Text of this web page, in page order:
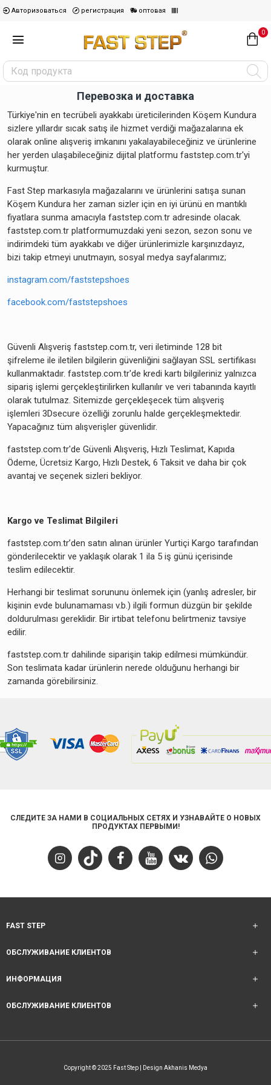
Авторизоваться регистрация оптовая
0
Перевозка и доставка
Türkiye'nin en tecrübeli ayakkabı üreticilerinden Köşem Kundura
sizlere yıllardır sıcak satış ile hizmet verdiği mağazalarına ek
olarak online alışveriş imkanını yakalayabileceğiniz ve ürünlerine
her yerden ulaşabileceğiniz dijital platformu faststep.com.tr'yi
kurmuştur.
Fast Step markasıyla mağazalarını ve ürünlerini satışa sunan
Köşem Kundura her zaman sizler için en iyi ürünü en mantıklı
fiyatlara sunma amacıyla faststep.com.tr adresinde olacak.
faststep.com.tr platformumuzdaki yeni sezon, sezon sonu ve
indirimdeki tüm ayakkabı ve diğer ürünlerimizle karşınızdayız,
bizi takip etmeyi unutmayın, sosyal medya sayfalarımız;
instagram.com/faststepshoes
facebook.com/faststepshoes
Güvenli Alışveriş faststep.com.tr, veri iletiminde 128 bit
şifreleme ile iletilen bilgilerin güvenliğini sağlayan SSL sertifikası
kullanmaktadır. faststep.com.tr'de kredi kartı bilgileriniz yalnızca
sipariş işlemi gerçekleştirilirken kullanılır ve veri tabanında kayıtlı
olarak tutulmaz. Sitemizde gerçekleşecek tüm alışveriş
işlemleri 3Dsecure özelliği zorunlu halde gerçekleşmektedir.
Yapacağınız tüm alışverişler güvenlidir.
faststep.com.tr'de Güvenli Alışveriş, Hızlı Teslimat, Kapıda
Ödeme, Ücretsiz Kargo, Hızlı Destek, 6 Taksit ve daha bir çok
avantaj ve seçenek sizleri bekliyor.
Kargo ve Teslimat Bilgileri
faststep.com.tr’den satın alınan ürünler Yurtiçi Kargo tarafından
gönderilecektir ve yaklaşık olarak 1 ila 5 iş günü içerisinde
teslim edilecektir.
Herhangi bir teslimat sorununu önlemek için (yanlış adresler, bir
kişinin evde bulunamaması v.b.) ilgili formun düzgün bir şekilde
doldurulması gereklidir. Bir irtibat telefonu belirtmeniz tavsiye
edilir.
faststep.com.tr dahilinde siparişin takip edilmesi mümkündür.
Son teslimata kadar ürünlerin nerede olduğunu herhangi bir
zamanda görebilirsiniz.
СЛЕДИТЕ ЗА НАМИ В СОЦИАЛЬНЫХ СЕТЯХ И УЗНАВАЙТЕ О НОВЫХ
ПРОДУКТАХ ПЕРВЫМИ!
FAST STEP
ОБСЛУЖИВАНИЕ КЛИЕНТОВ
ИНФОРМАЦИЯ
ОБСЛУЖИВАНИЕ КЛИЕНТОВ
Copyright © 2025 Fast Step | Design Akhanis Medya